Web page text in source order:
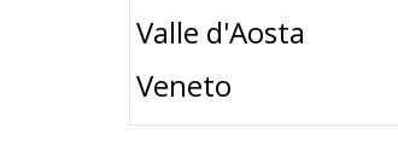
Valle d'Aosta
Veneto